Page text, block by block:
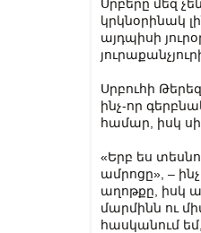
Սրբերը մեզ
կրկնօրինակ
այդպիսի
Սրբուհի
ինչ-որ
համար, իսկ
«Երբ ես
ամրոցը», –
աղոթքը, իսկ
մարմինն ու
հասկանում